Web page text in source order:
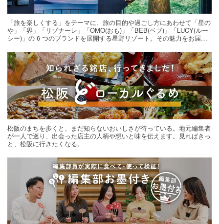
「旅を楽しくする」をテーマに、旅の目的や過ごし方にあわせて「星の
や」「界」「リゾナーレ」「OMO(おも)」「BEB(ベブ)」「LUCY(ルー
シー)」の 6 つのブランドを展開する星野リゾート。その魅力をお届け
松阪のまちを歩くと、まだ知らないおいしさが待っている。地元編集者
が一人で巡り、出会った店主の人柄や想いと味を伝えます。見ればきっ
と、松阪に行きたくなる。